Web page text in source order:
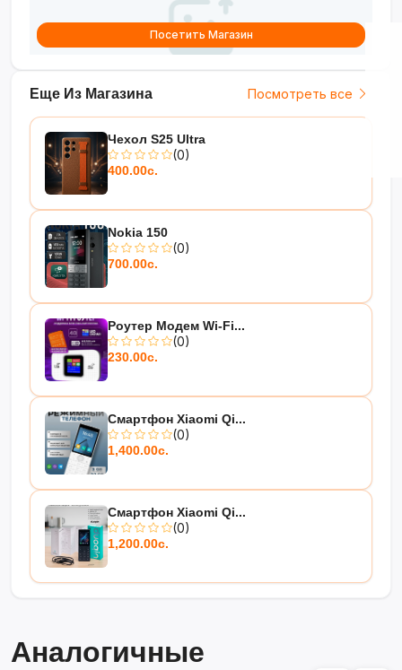
Еще Из Магазина Посмотреть все
Чехол S25 Ultra
(0)
400.00с.
Nokia 150
(0)
700.00с.
Роутер Модем Wi-Fi...
(0)
230.00с.
Смартфон Xiaomi Qi...
(0)
1,400.00с.
Смартфон Xiaomi Qi...
(0)
1,200.00с.
Посетить Магазин
Аналогичные